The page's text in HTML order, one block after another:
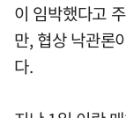
이 임박했다고
만, 협상 낙관론
다.